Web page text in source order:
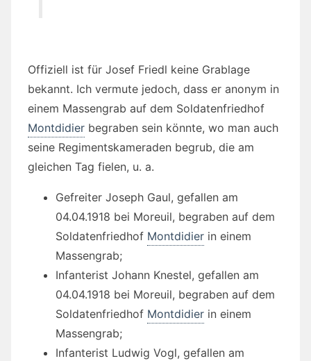
Offiziell ist für Josef Friedl keine Grablage
bekannt. Ich vermute jedoch, dass er anonym in
einem Massengrab auf dem Soldatenfriedhof
Montdidier begraben sein könnte, wo man auch
seine Regimentskameraden begrub, die am
gleichen Tag fielen, u. a.
Gefreiter Joseph Gaul, gefallen am
04.04.1918 bei Moreuil, begraben auf dem
Soldatenfriedhof Montdidier in einem
Massengrab;
Infanterist Johann Knestel, gefallen am
04.04.1918 bei Moreuil, begraben auf dem
Soldatenfriedhof Montdidier in einem
Massengrab;
Infanterist Ludwig Vogl, gefallen am